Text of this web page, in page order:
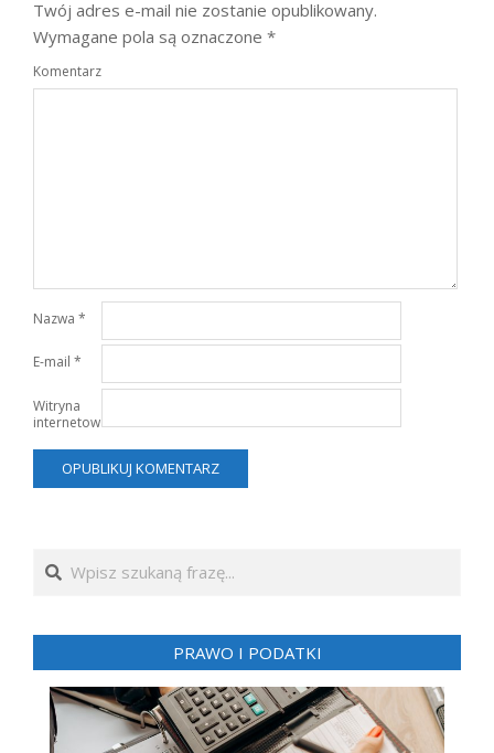
Twój adres e-mail nie zostanie opublikowany.
Wymagane pola są oznaczone *
Komentarz
Nazwa *
E-mail *
Witryna
internetowa
Search
PRAWO I PODATKI